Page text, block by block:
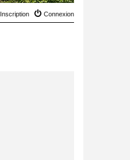
Connexion
Inscription